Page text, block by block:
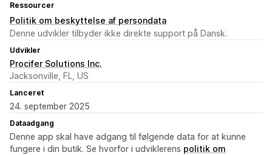
Ressourcer
Politik om beskyttelse af persondata
Denne udvikler tilbyder ikke direkte support på Dansk.
Udvikler
Procifer Solutions Inc.
Jacksonville, FL, US
Lanceret
24. september 2025
Dataadgang
Denne app skal have adgang til følgende data for at kunne
fungere i din butik. Se hvorfor i udviklerens politik om